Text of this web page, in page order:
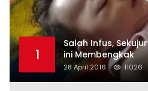
1
Salah Infus,
ini Membengkak
28 April 2016 11026